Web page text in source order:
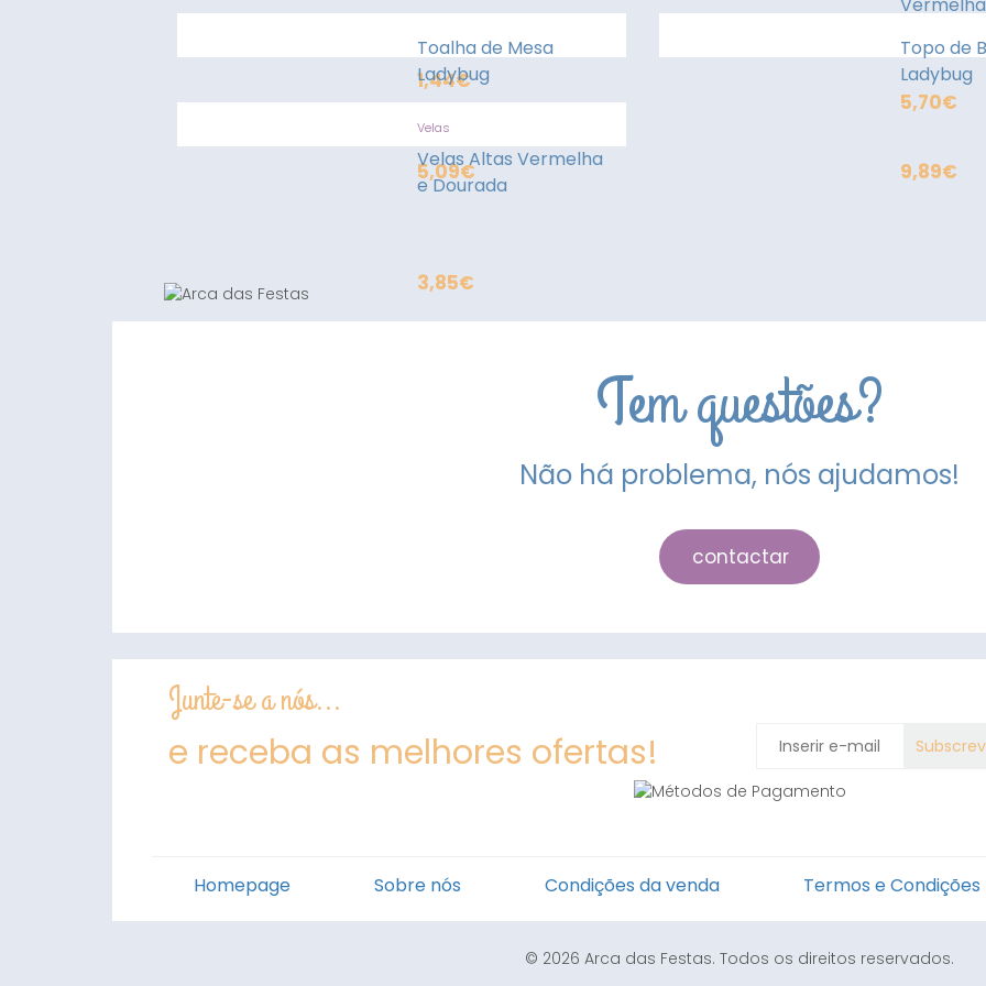
1,44€
5,70€
Toalha de Mesa
Ladybug
5,09€
Topo de
Ladybug
9,89€
Velas
Velas Altas Vermelha
e Dourada
3,85€
Tem questões?
Não há problema, nós ajudamos!
contactar
Junte-se a nós...
e receba as melhores ofertas!
Homepage Sobre nós Condições da venda Termos e Condições
© 2026 Arca das Festas. Todos os direitos reservados.